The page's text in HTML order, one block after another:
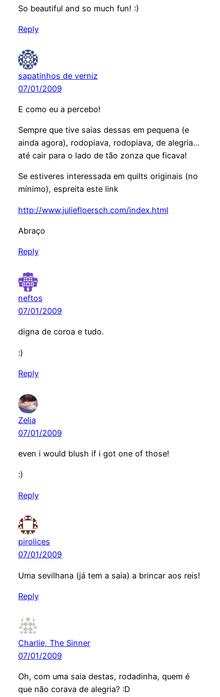
So beautiful and so much fun! :)
Reply
sapatinhos de verniz
07/01/2009
E como eu a percebo!
Sempre que tive saias dessas em pequena (e
ainda agora), rodopiava, rodopiava, de alegria…
até cair para o lado de tão zonza que ficava!
Se estiveres interessada em quilts originais (no
mínimo), espreita este link
http://www.juliefloersch.com/index.html
Abraço
Reply
neftos
07/01/2009
digna de coroa e tudo.
:)
Reply
Zelia
07/01/2009
even i would blush if i got one of those!
:)
Reply
pirolices
07/01/2009
Uma sevilhana (já tem a saia) a brincar aos reis!
Reply
Charlie, The Sinner
07/01/2009
Oh, com uma saia destas, rodadinha, quem é
que não corava de alegria? :D